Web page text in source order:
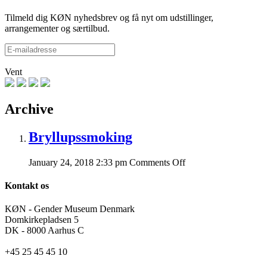
Tilmeld dig KØN nyhedsbrev og få nyt om udstillinger,
arrangementer og særtilbud.
Vent
Archive
Bryllupssmoking
January 24, 2018 2:33 pm Comments Offon
Kontakt os
KØN - Gender Museum Denmark
Domkirkepladsen 5
DK - 8000 Aarhus C
+45 25 45 45 10